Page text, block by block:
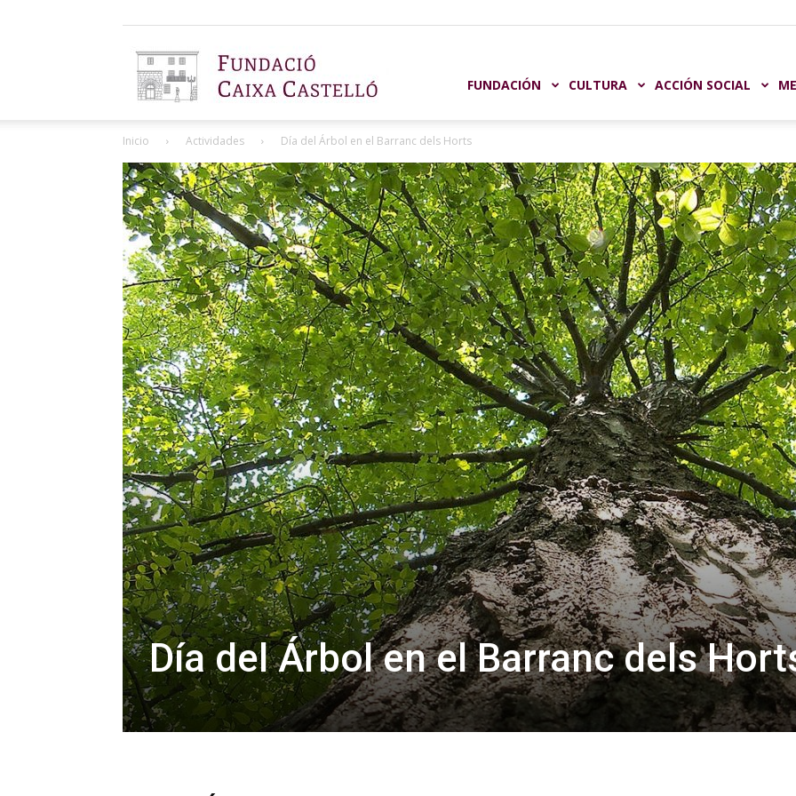
Caja
Castellón
FUNDACIÓN CULTURA ACCIÓN SOCIAL
Inicio Actividades Día del Árbol en el Barranc dels Horts
Día del Árbol en el Barranc dels